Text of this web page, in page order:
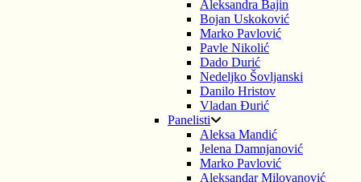
Aleksandra Bajin
Bojan Uskoković
Marko Pavlović
Pavle Nikolić
Dado Durić
Nedeljko Šovljanski
Danilo Hristov
Vladan Đurić
Panelisti
Aleksa Mandić
Jelena Damnjanović
Marko Pavlović
Aleksandar Milovanović